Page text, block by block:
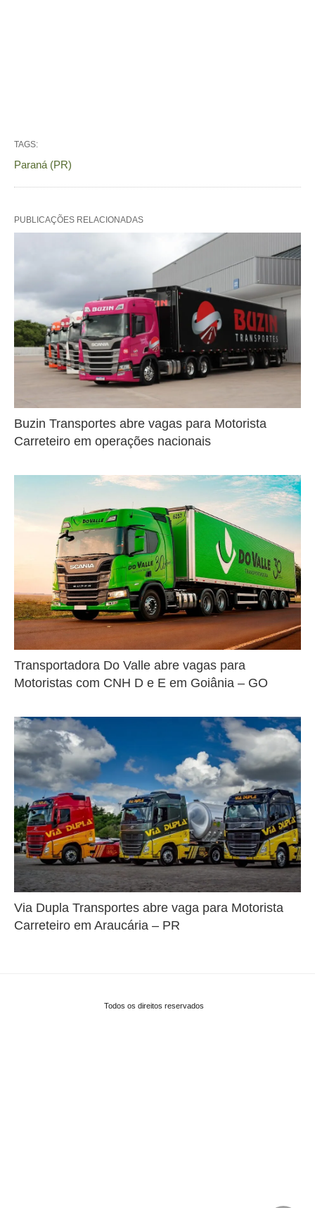
TAGS:
Paraná (PR)
PUBLICAÇÕES RELACIONADAS
Buzin Transportes abre vagas para Motorista
Carreteiro em operações nacionais
Transportadora Do Valle abre vagas para
Motoristas com CNH D e E em Goiânia – GO
Via Dupla Transportes abre vaga para Motorista
Carreteiro em Araucária – PR
Todos os direitos reservados